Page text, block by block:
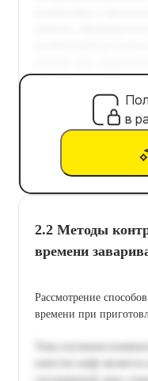
в
2.2 Методы
времени
Рассмотрение
времени при